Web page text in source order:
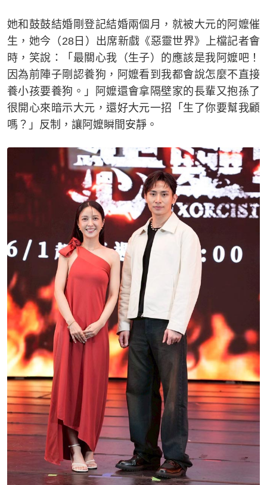
她和鼓鼓結婚剛登記結婚兩個月，就被大元的阿嬤催
生，她今（28日）出席新戲《惡靈世界》上檔記者會
時，笑說：「最關心我（生子）的應該是我阿嬤吧！
因為前陣子剛認養狗，阿嬤看到我都會說怎麼不直接
養小孩要養狗。」阿嬤還會拿隔壁家的長輩又抱孫了
很開心來暗示大元，還好大元一招「生了你要幫我顧
嗎？」反制，讓阿嬤瞬間安靜。